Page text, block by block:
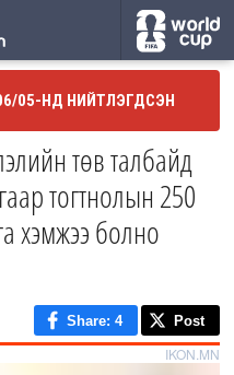
05-НД НИЙТЛЭГДСЭН
төв талбайд
тогтнолын 250
хэмжээ болно
Share: 4 Post
IKON.MN